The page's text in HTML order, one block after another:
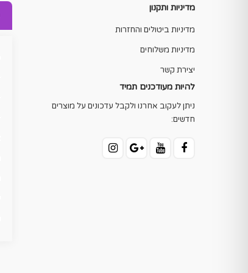
מדיניות ותקנון
מדיניות ביטולים והחזרות
מדיניות משלוחים
יצירת קשר
להיות מעודכנים תמיד
ניתן לעקוב אחרנו ולקבל עדכונים על מוצרים
חדשים: